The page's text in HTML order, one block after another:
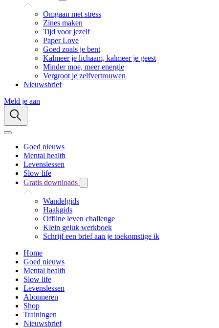
Omgaan met stress
Zines maken
Tijd voor jezelf
Paper Love
Goed zoals je bent
Kalmeer je lichaam, kalmeer je geest
Minder moe, meer energie
Vergroot je zelfvertrouwen
Nieuwsbrief
Meld je aan
Goed nieuws
Mental health
Levenslessen
Slow life
Gratis downloads
Wandelgids
Haakgids
Offline leven challenge
Klein geluk werkboek
Schrijf een brief aan je toekomstige ik
Home
Goed nieuws
Mental health
Slow life
Levenslessen
Abonneren
Shop
Trainingen
Nieuwsbrief